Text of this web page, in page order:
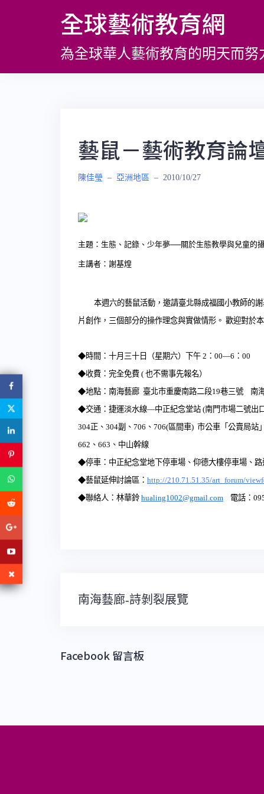
全球藝術教育網
為全球華人藝術教育的明天而努
藝鼠－藝術教育論
陳佳瑩 – 亞洲地區 – 2010/10/27
主題：生態、記錄、少年夢──關於生態教學與兒童的
主講者：謝基煌
本週六的藝鼠活動，邀請臺北縣成福國小教師的謝
片創作，三個部分的操作理念與實做情形。 歡迎對於
◆時間：十月三十日（星期六）下午 2 ： 00—6 ： 00
◆收費：完全免費 ( 也不需事先報名）
◆地點：南海藝廊 臺北市重慶南路二段19巷三號 南
◆交通：捷運淡水線—中正紀念堂站 (南門市場二號出
304正、 304副、 706 、 706(區間車) 市公車「公賣局站」
662 、 663 、中山幹線
◆停車：中正紀念堂地下停車場、仰德大樓停車場、路
◆藝鼠延伸討論區： http://210.71.51.35/art_forum/
◆聯絡人：林華鈴 hualing1002@gmail.com 電話：
文
覽
南海藝廊-詩剝裂展覽
Facebook 留言板